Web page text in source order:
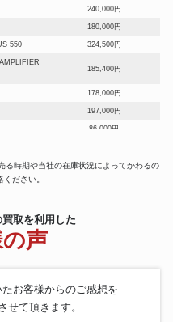
240,000円
180,000円
550 324,500円
185,400円
178,000円
197,000円
86,000円
120,000円
ンプ
159,000円
る時期や当社の在庫状況によってかわるの
ださい。
取を利用した
声
お客様からのご感想を
せて頂きます。